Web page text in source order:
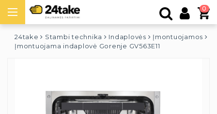
0
24take Stambi technika Indaplovės
Įmontuojamos
Įmontuojama indaplovė Gorenje GV563E11